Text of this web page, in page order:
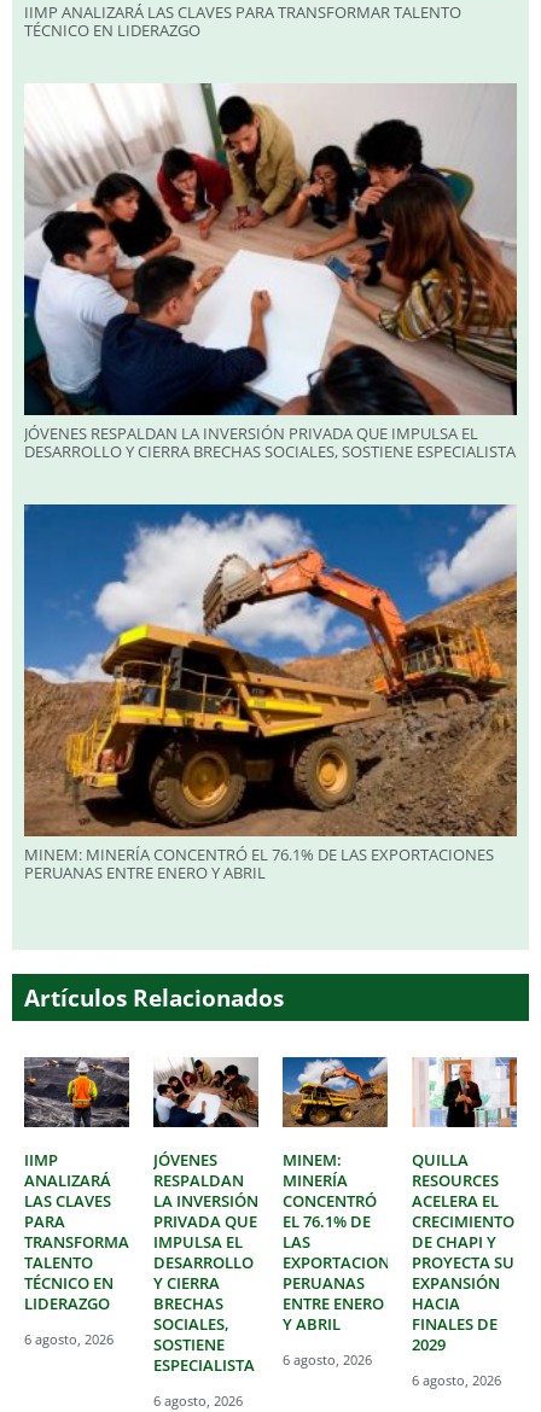
IIMP ANALIZARÁ LAS CLAVES PARA TRANSFORMAR TALENTO
TÉCNICO EN LIDERAZGO
JÓVENES RESPALDAN LA INVERSIÓN PRIVADA QUE IMPULSA EL
DESARROLLO Y CIERRA BRECHAS SOCIALES, SOSTIENE ESPECIALISTA
MINEM: MINERÍA CONCENTRÓ EL 76.1% DE LAS EXPORTACIONES
PERUANAS ENTRE ENERO Y ABRIL
Artículos Relacionados
IIMP
ANALIZARÁ
LAS CLAVES
PARA
TRANSFORMAR
TALENTO
TÉCNICO EN
LIDERAZGO
6 agosto, 2026
JÓVENES
RESPALDAN
LA INVERSIÓN
PRIVADA QUE
IMPULSA EL
DESARROLLO
Y CIERRA
BRECHAS
SOCIALES,
SOSTIENE
ESPECIALISTA
6 agosto, 2026
MINEM:
MINERÍA
CONCENTRÓ
EL 76.1% DE
LAS
EXPORTACIONES
PERUANAS
ENTRE ENERO
Y ABRIL
6 agosto, 2026
QUILLA
RESOURCES
ACELERA EL
CRECIMIENTO
DE CHAPI Y
PROYECTA SU
EXPANSIÓN
HACIA
FINALES DE
2029
6 agosto, 2026